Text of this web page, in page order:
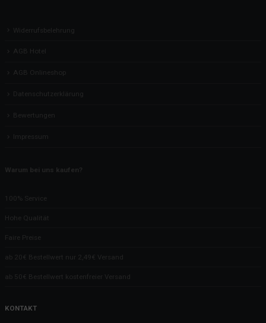
Widerrufsbelehrung
AGB Hotel
AGB Onlineshop
Datenschutzerklärung
Bewertungen
Impressum
Warum bei uns kaufen?
100% Service
Hohe Qualität
Faire Preise
ab 20€ Bestellwert nur 2,49€ Versand
ab 50€ Bestellwert kostenfreier Versand
KONTAKT